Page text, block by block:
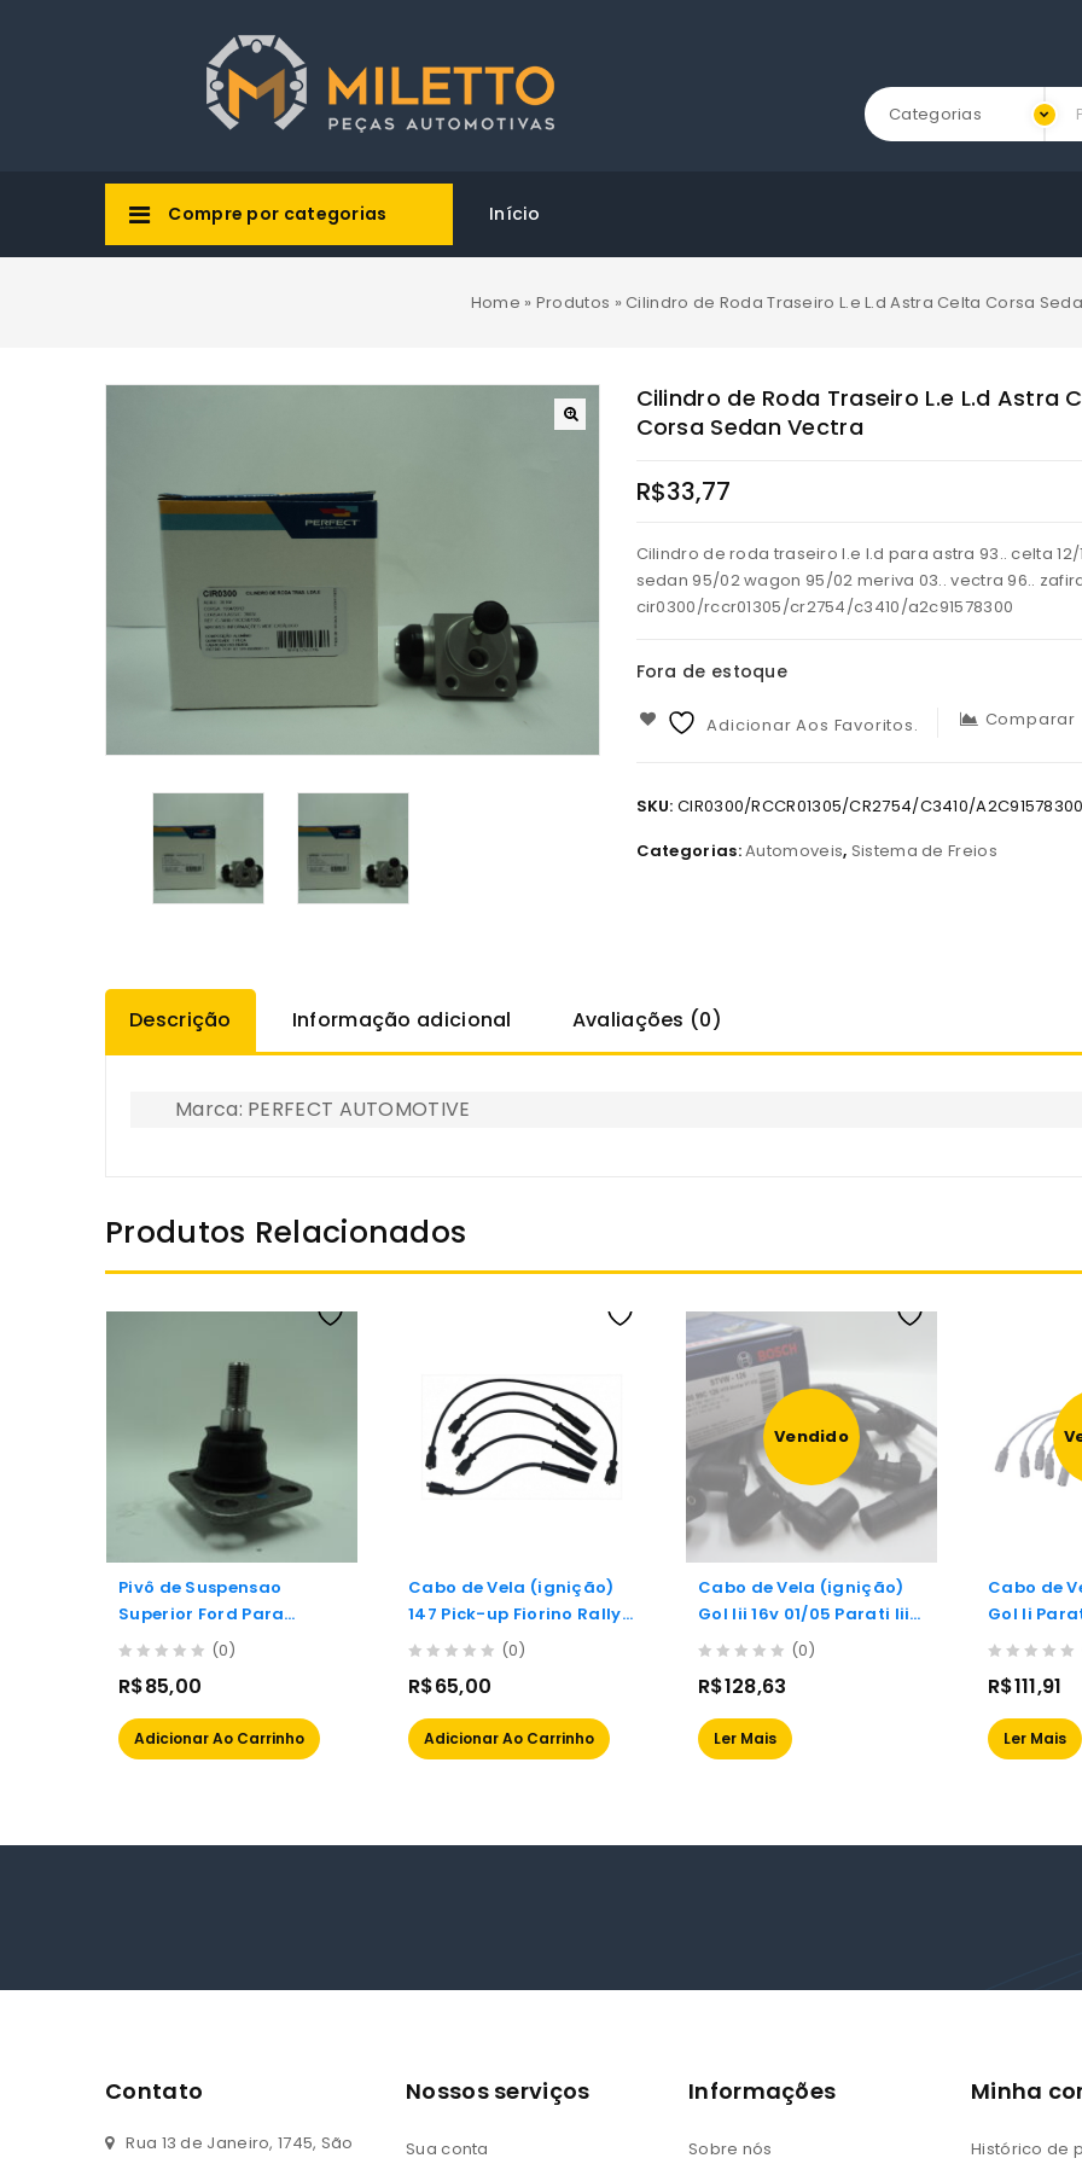
Categorias
Compre por categorias Início
Home » Produtos » Cilindro de Roda Traseiro L.e L.d Astra Celta Corsa
Cilindro de Roda Traseiro L.e L.d Astra
Corsa Sedan Vectra
R$33,77
Cilindro de roda traseiro l.e l.d para astra 93.. celta
sedan 95/02 wagon 95/02 meriva 03.. vectra 96..
cir0300/rccr01305/cr2754/c3410/a2c91578300
Fora de estoque
Adicionar Aos Favoritos. Comparar
SKU: CIR0300/RCCR01305/CR2754/C3410/A2C91578300
Categorias:Automoveis, Sistema de Freios
Descrição Informação adicional Avaliações (0)
Marca: PERFECT AUTOMOTIVE
Produtos Relacionados
Pivô de Suspensao
Superior Ford Para
Belina, Corcel, del Rey e
out
5
(0)
R$85,00
Adicionar Ao Carrinho
Cabo de Vela (ignição)
147 Pick-up Fiorino Rallye
1300/1050 76/88
out
5
(0)
R$65,00
Adicionar Ao Carrinho
Vendido
Cabo de Vela (ignição)
Gol Iii 16v 01/05 Parati Iii
1.0 16v 01/03 Polo 1.0 16v
out
5
(0)
R$128,63
Ler Mais
Cabo de
Gol Ii
(ap) 94/97
out
5
R$111,91
Ler Mais
Contato
Rua 13 de Janeiro, 1745, São
Nossos serviços
Sua conta
Informações
Sobre nós
Minha
Histórico de